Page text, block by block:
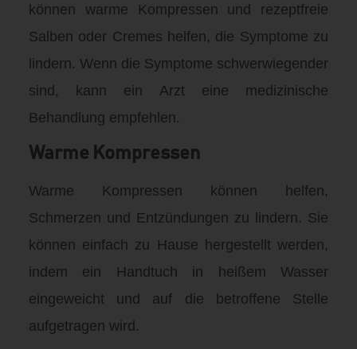
können warme Kompressen und rezeptfreie
Salben oder Cremes helfen, die Symptome zu
lindern. Wenn die Symptome schwerwiegender
sind, kann ein Arzt eine medizinische
Behandlung empfehlen.
Warme Kompressen
Warme Kompressen können helfen,
Schmerzen und Entzündungen zu lindern. Sie
können einfach zu Hause hergestellt werden,
indem ein Handtuch in heißem Wasser
eingeweicht und auf die betroffene Stelle
aufgetragen wird.